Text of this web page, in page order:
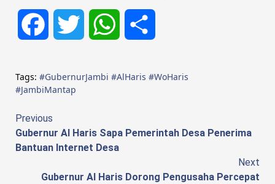
Facebook Twitter WhatsApp
Tags: #GubernurJambi #AlHaris #WoHaris
#JambiMantap
Continue
Reading
Previous
Gubernur Al Haris Sapa Pemerintah Desa Penerima
Bantuan Internet Desa
Next
Gubernur Al Haris Dorong Pengusaha Percepat